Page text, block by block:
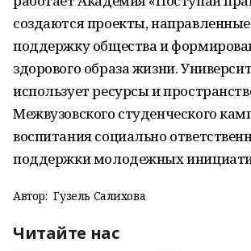
создаются проекты,
поддержку общества и
здорового образа жизни.
использует ресурсы и
Межвузовского студенческого
воспитания социально
поддержки молодежных
Автор: Гузель Салихова
Читайте нас